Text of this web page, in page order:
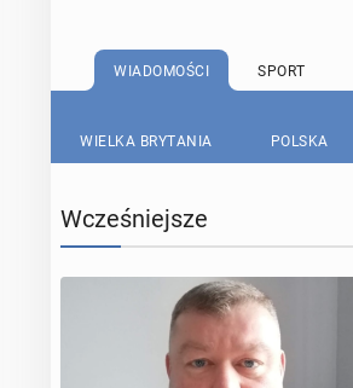
WIADOMOŚCI SPORT
WIELKA BRYTANIA POLSKA
Wcześniejsze